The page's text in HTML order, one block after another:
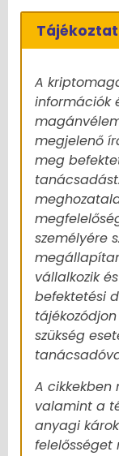
A
információk
megjelenő
meg
személyére
vállalkozik
befektetési
szükség
A cikkekben
valamint a
anyagi
felelősséget